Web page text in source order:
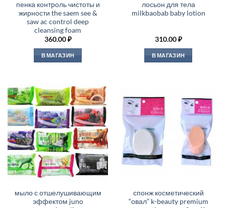
пенка контроль чистоты и
жирности the saem see &
saw ac control deep
cleansing foam
360.00₽
В МАГАЗИН
лосьон для тела
milkbaobab baby lotion
310.00₽
В МАГАЗИН
мыло с отшелушивающим
эффектом juno
спонж косметический
“овал” k-beauty premium